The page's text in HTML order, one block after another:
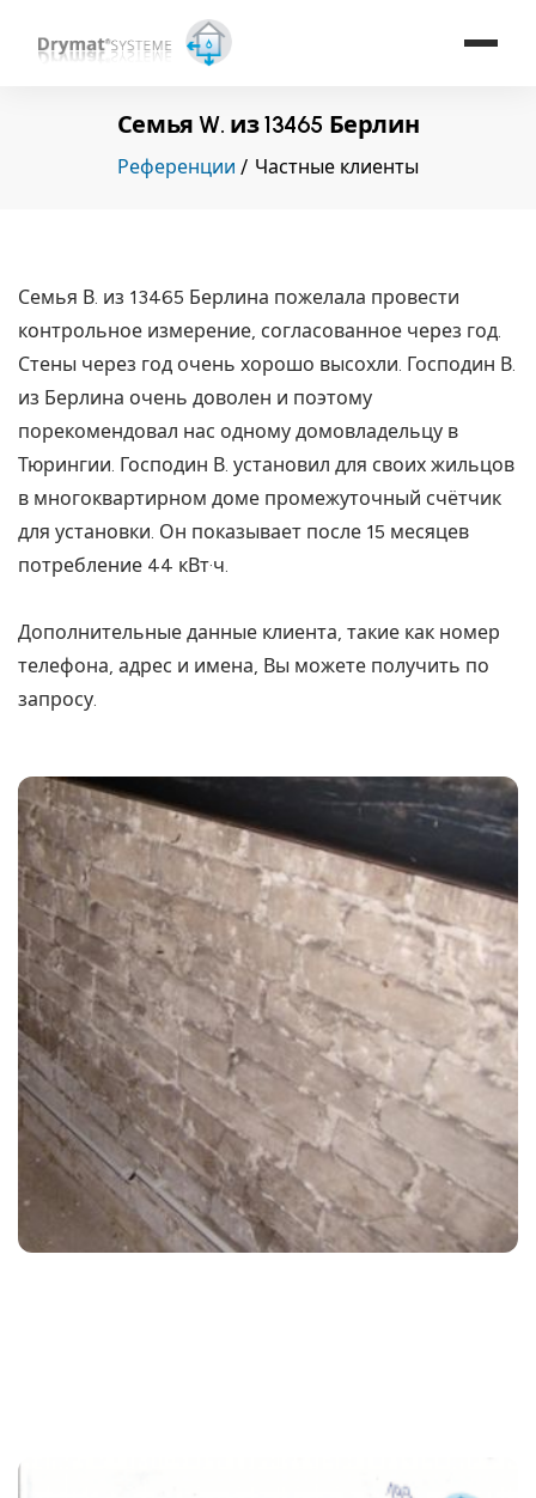
Семья W. из 13465 Берлин
Референции Частные клиенты
Семья В. из 13465 Берлина пожелала провести
контрольное измерение, согласованное через год.
Стены через год очень хорошо высохли. Господин В.
из Берлина очень доволен и поэтому
порекомендовал нас одному домовладельцу в
Тюрингии. Господин В. установил для своих жильцов
в многоквартирном доме промежуточный счётчик
для установки. Он показывает после 15 месяцев
потребление 44 кВт·ч.
Дополнительные данные клиента, такие как номер
телефона, адрес и имена, Вы можете получить по
запросу.